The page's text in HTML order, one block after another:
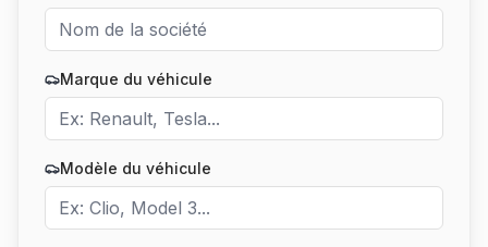
Marque du véhicule
Modèle du véhicule